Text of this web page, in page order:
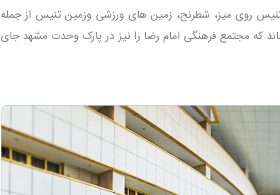
روی میز، شطرنج، زمین های ورزشی وزمین تنیس از جمله
که مجتمع فرهنگی امام رضا را نیز در پارک وحدت مشهد جای